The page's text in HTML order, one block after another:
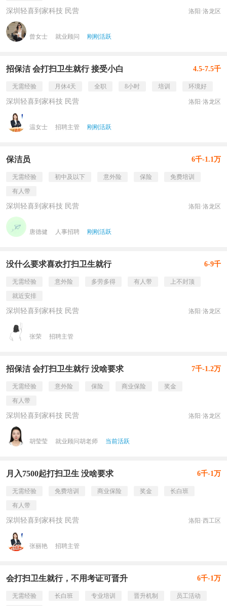
深圳轻喜到家科技 民营 洛阳·洛龙区
曾女士 就业顾问 刚刚活跃
招保洁 会打扫卫生就行 接受小白 4.5-7.5千
无需经验 月休4天 全职 8小时 培训 环境好
深圳轻喜到家科技 民营 洛阳·洛龙区
温女士 招聘主管 刚刚活跃
保洁员 6千-1.1万
无需经验 初中及以下 意外险 保险
免费培训
有人带
深圳轻喜到家科技 民营 洛阳·洛龙区
唐德健 人事招聘 刚刚活跃
没什么要求喜欢打扫卫生就行 6-9千
无需经验 意外险 多劳多得 有人带
上不封顶
就近安排
深圳轻喜到家科技 民营 洛阳·洛龙区
张荣 招聘主管
招保洁 会打扫卫生就行 没啥要求 7千-1.2万
无需经验 意外险 保险 商业保险
奖金
有人带
深圳轻喜到家科技 民营 洛阳·洛龙区
胡莹莹 就业顾问胡老师 当前活跃
月入7500起打扫卫生 没啥要求 6千-1万
无需经验 免费培训 商业保险 奖金
长白班
有人带
深圳轻喜到家科技 民营 洛阳·西工区
张丽艳 招聘主管
会打扫卫生就行，不用考证可晋升 6千-1万
无需经验 长白班 专业培训 晋升机制
员工活动